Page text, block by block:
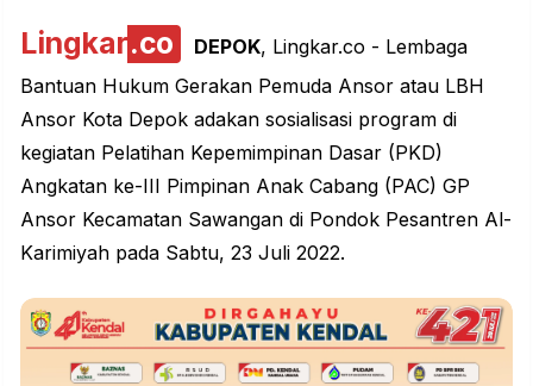
Lingkar.co DEPOK, Lingkar.co - Lembaga
Bantuan Hukum Gerakan Pemuda Ansor atau LBH
Ansor Kota Depok adakan sosialisasi program di
kegiatan Pelatihan Kepemimpinan Dasar (PKD)
Angkatan ke-III Pimpinan Anak Cabang (PAC) GP
Ansor Kecamatan Sawangan di Pondok Pesantren Al-
Karimiyah pada Sabtu, 23 Juli 2022.